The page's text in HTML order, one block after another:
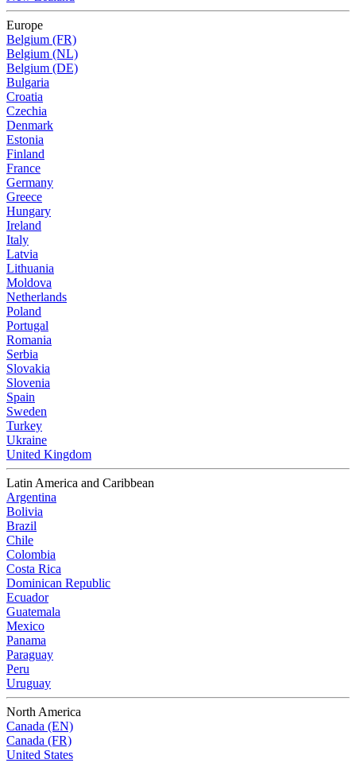
Europe
Belgium (FR)
Belgium (NL)
Belgium (DE)
Bulgaria
Croatia
Czechia
Denmark
Estonia
Finland
France
Germany
Greece
Hungary
Ireland
Italy
Latvia
Lithuania
Moldova
Netherlands
Poland
Portugal
Romania
Serbia
Slovakia
Slovenia
Spain
Sweden
Turkey
Ukraine
United Kingdom
Latin America and Caribbean
Argentina
Bolivia
Brazil
Chile
Colombia
Costa Rica
Dominican Republic
Ecuador
Guatemala
Mexico
Panama
Paraguay
Peru
Uruguay
North America
Canada (EN)
Canada (FR)
United States